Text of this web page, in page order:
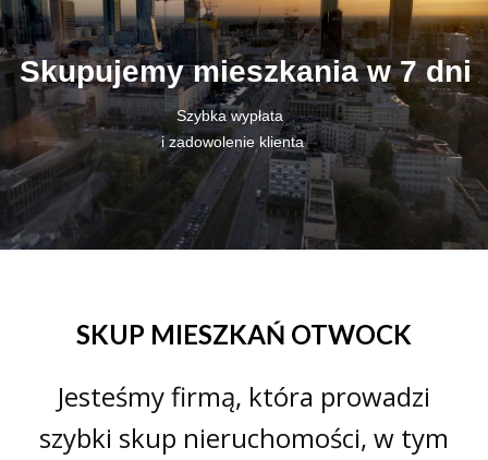
Skupujemy mieszkania w 7 dni
Szybka wypłata
i zadowolenie klienta
SKUP MIESZKAŃ OTWOCK
Jesteśmy firmą, która prowadzi
szybki skup nieruchomości, w tym